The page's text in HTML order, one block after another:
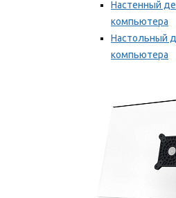
Настенный
компьютера
Настольный
компьютера